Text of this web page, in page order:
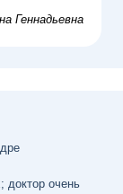
Геннадьевна
доктор очень